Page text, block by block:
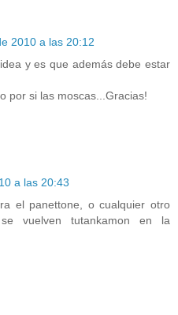
2010 a las 20:12
y es que además debe estar
por si las moscas...Gracias!
a las 20:43
el panettone, o cualquier otro
vuelven tutankamon en la